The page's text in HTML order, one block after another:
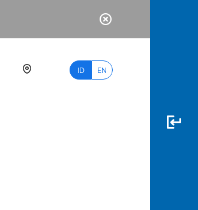
ID EN